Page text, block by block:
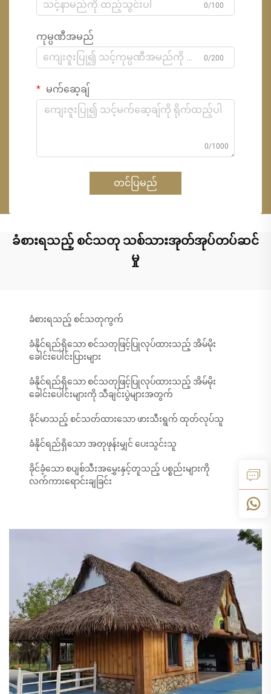
0/100
ကုမ္ပဏီအမည်
0/200
မက်ဆေ့ချ်
0/1000
တင်ပြမည်
ခံစားရသည့် စင်သတု သစ်သားအုတ်အုပ်တပ်ဆင်
မှု
ခံစားရသည့် စင်သတုကွက်
ခံနိုင်ရည်ရှိသော စင်သတုဖြင့်ပြုလုပ်ထားသည့် အိမ်မိုး
ခေါင်းပေါင်းပြားများ
ခံနိုင်ရည်ရှိသော စင်သတုဖြင့်ပြုလုပ်ထားသည့် အိမ်မိုး
ခေါင်းပေါင်းများကို သီချင်းပွဲများအတွက်
ခိုင်မာသည့် စင်သတ်ထားသော ဖားသီးရွက် ထုတ်လုပ်သူ
ခံနိုင်ရည်ရှိသော အတုဖုန်းမျှင် ပေးသွင်းသူ
ခိုင်ခံ့သော စပျစ်သီးအမွှေးနှင့်တူသည့် ပစ္စည်းများကို
လက်ကားရောင်းချခြင်း